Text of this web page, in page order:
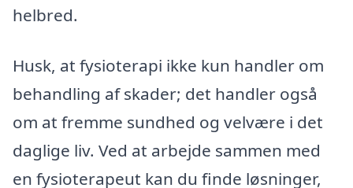
helbred.
Husk, at fysioterapi ikke kun handler om
behandling af skader; det handler også
om at fremme sundhed og velvære i det
daglige liv. Ved at arbejde sammen med
en fysioterapeut kan du finde løsninger,